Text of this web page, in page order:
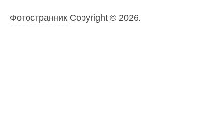
ФотостранникCopyright © 2026.